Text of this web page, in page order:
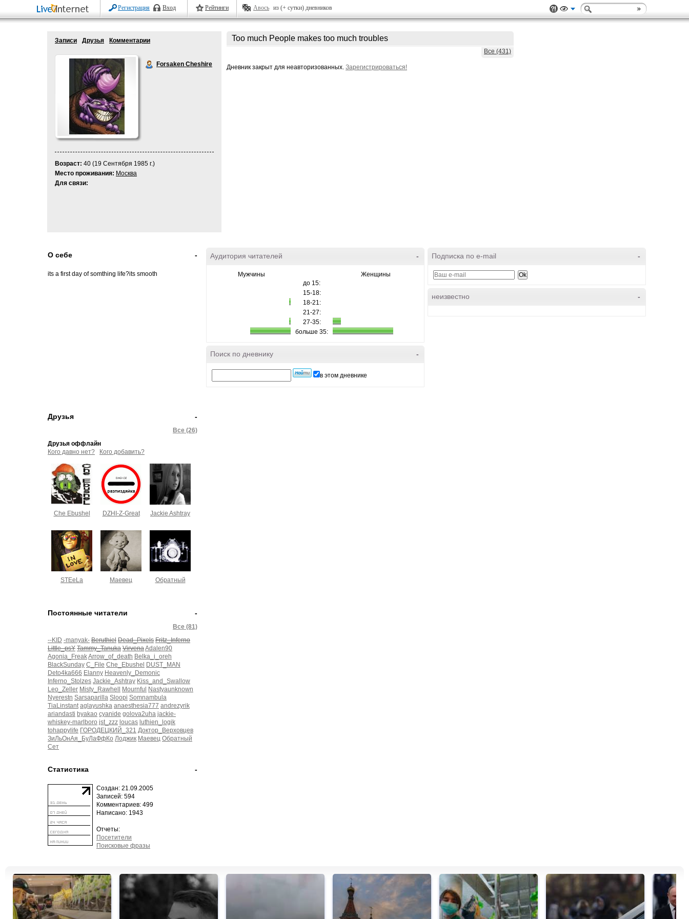
Регистрация Вход Рейтинги Авось из (+ сутки) дневников
Записи Друзья Комментарии
Forsaken Cheshire
Возраст: 40 (19 Сентября 1985 г.)
Место проживания: Москва
Для связи:
Too much People makes too much troubles
Все (431)
Дневник закрыт для неавторизованных. Зарегистрироваться!
-
О себе
its a first day of somthing life?its smooth
-
Друзья
Все (26)
Друзья оффлайн
Кого давно нет?
Кого добавить?
Che Ebushel DZHI-Z-Great Jackie Ashtray
STEeLa Маевец Обратный
-
Постоянные читатели
Все (81)
--KID -manyak- Beruthiel Dead_Pixels Fritz_Inferno
Little_psY Tammy_Tanuka VirvenaAdalen90
Agonia_FreakArrow_of_death Belka_i_oreh
BlackSunday C_File Che_Ebushel
DUST_MAN
Deto4ka666 Elanny Heavenly_Demonic
Inferno_Stolzes Jackie_Ashtray Kiss_and_Swallow
Leo_Zeller Misty_Rawhell Mournful
Nastyaunknown
Nyerestn Sarsaparilla Sloopi Somnambula
TiaLinstant aglayushka anaesthesia777 andrezyrik
ariandasti byakao cyanide golova2uha jackie-
whiskey-marlboro jst_zzz loucas luthien_logik
tohappylife ГОРОДЕЦКИЙ_321 Доктор_Верховцев
ЗиЛьОнАя_БуЛаФфКо Лоджик Маевец Обратный
Сет
-
Статистика
Создан: 21.09.2005
Записей: 594
Комментариев: 499
Написано: 1943
Отчеты:
Посетители
Поисковые фразы
-
Аудитория читателей
Мужчины
Женщины
до 15:
15-18:
18-21:
21-27:
27-35:
больше 35:
-
Поиск по дневнику
в этом дневнике
-
Подписка по e-mail
-
неизвестно